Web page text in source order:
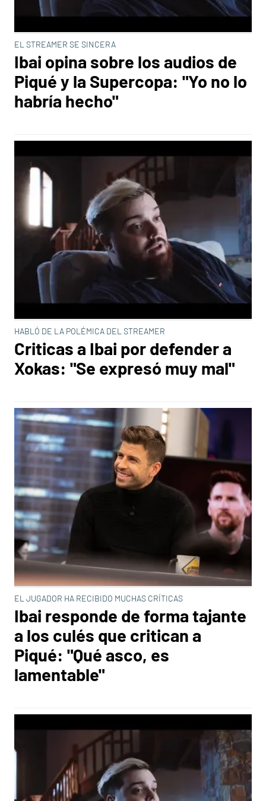
EL STREAMER SE SINCERA
Ibai opina sobre los audios de
Piqué y la Supercopa: "Yo no lo
habría hecho"
HABLÓ DE LA POLÉMICA DEL STREAMER
Criticas a Ibai por defender a
Xokas: "Se expresó muy mal"
EL JUGADOR HA RECIBIDO MUCHAS CRÍTICAS
Ibai responde de forma tajante
a los culés que critican a
Piqué: "Qué asco, es
lamentable"